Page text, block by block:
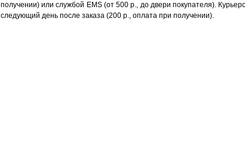
получении) или службой EMS (от 500 р., до двери покупателя).
следующий день после заказа (200 р., оплата при получении).